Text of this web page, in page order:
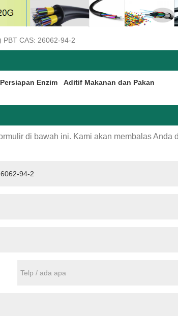
PBT CAS: 26062-94-2
Persiapan Enzim
Aditif Makanan dan Pakan
di bawah ini. Kami akan membalas Anda